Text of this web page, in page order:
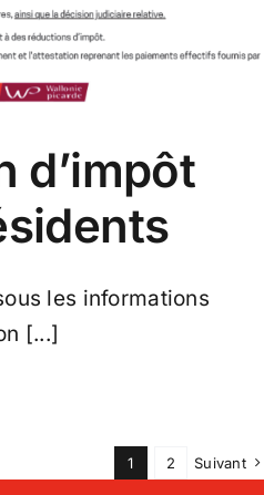
d’impôt
les informations
[...]
1 2 Suivant